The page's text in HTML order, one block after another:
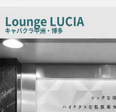
Lounge LUCIA
キャバクラ中洲・博多
店
舗
PR
像